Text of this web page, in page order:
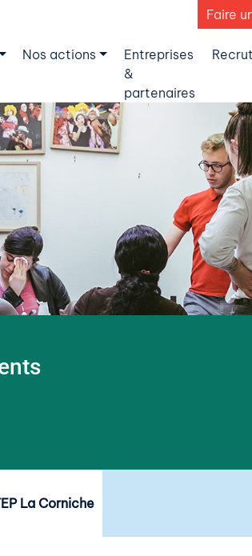
Faire
Nos actions
Entreprises
&
partenaires
La Corniche